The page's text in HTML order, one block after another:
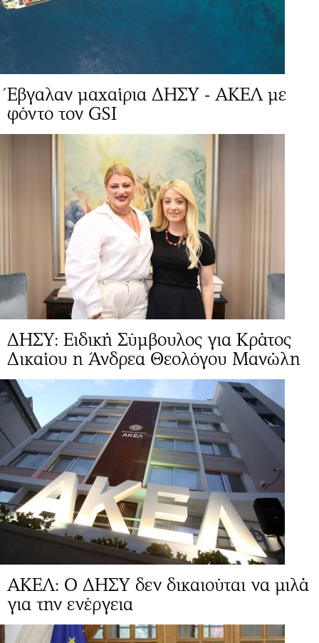
Έβγαλαν μαχαίρια ΔΗΣΥ - ΑΚΕΛ με
φόντο τον GSI
ΔΗΣΥ: Ειδική Σύμβουλος για Κράτος
Δικαίου η Άνδρεα Θεολόγου Μανώλη
ΑΚΕΛ: Ο ΔΗΣΥ δεν δικαιούται να μιλά
για την ενέργεια